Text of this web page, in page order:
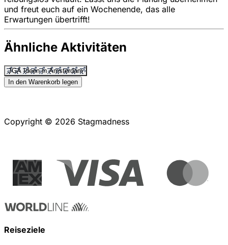
und freut euch auf ein Wochenende, das alle
Erwartungen übertrifft!
Ähnliche Aktivitäten
JGA Ideen in Amsterdam
In den Warenkorb legen
Copyright © 2026 Stagmadness
Reiseziele